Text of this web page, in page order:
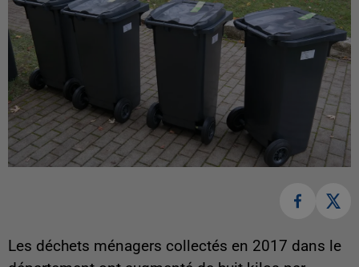
Les déchets ménagers collectés en 2017 dans le